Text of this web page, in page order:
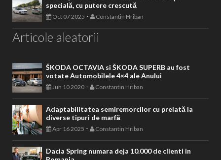
specială, cu putere crescută
Oct 07 2025 - Constantin Hriban
Articole aleatorii
ŠKODA OCTAVIA si ŠKODA SUPERB au fost
votate Automobilele 4×4 ale Anului
Jun 10 2020 - Constantin Hriban
Adaptabilitatea semiremorcilor cu prelată la
diverse tipuri de marfă
Apr 16 2025 - Constantin Hriban
Dacia Spring numara deja 10.000 de clienti in